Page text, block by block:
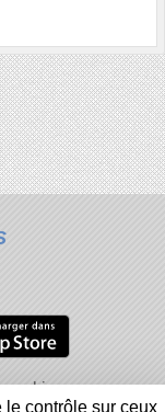
cookies
contrôle sur ceux